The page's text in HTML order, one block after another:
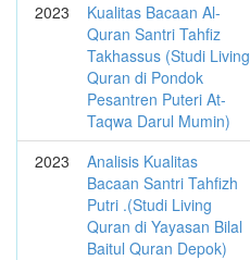
2023
Kualitas Bacaan Al-
Quran Santri Tahfiz
Takhassus (Studi Living
Quran di Pondok
Pesantren Puteri At-
Taqwa Darul Mumin)
2023
Analisis Kualitas
Bacaan Santri Tahfizh
Putri .(Studi Living
Quran di Yayasan Bilal
Baitul Quran Depok)